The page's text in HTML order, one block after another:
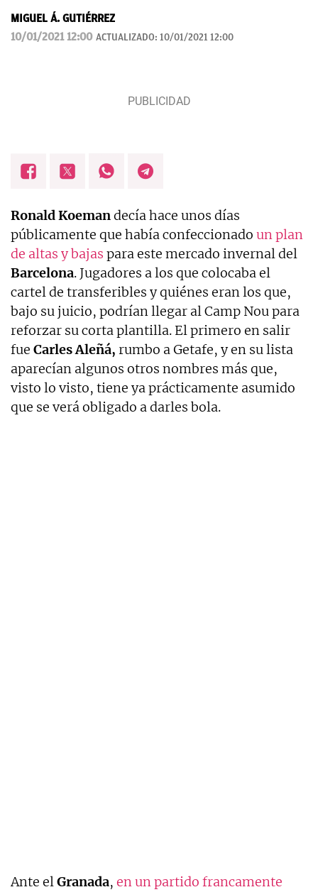
MIGUEL Á. GUTIÉRREZ
10/01/2021 12:00 ACTUALIZADO: 10/01/2021 12:00
Ronald Koemandecía hace unos días
públicamente que había confeccionado un plan
de altas y bajas para este mercado invernal del
Barcelona. Jugadores a los que colocaba el
cartel de transferibles y quiénes eran los que,
bajo su juicio, podrían llegar al Camp Nou para
reforzar su corta plantilla. El primero en salir
fue Carles Aleñá, rumbo a Getafe, y en su lista
aparecían algunos otros nombres más que,
visto lo visto, tiene ya prácticamente asumido
que se verá obligado a darles bola.
Ante elGranada, en un partido francamente